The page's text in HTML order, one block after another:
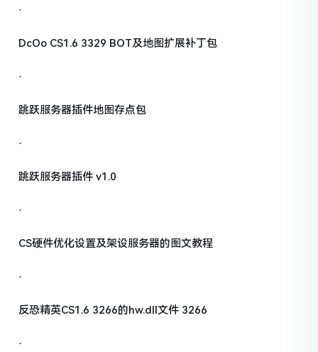
·
DcOo CS1.6 3329 BOT及地图扩展补丁包
·
跳跃服务器插件地图存点包
·
跳跃服务器插件 v1.0
·
CS硬件优化设置及架设服务器的图文教程
·
反恐精英CS1.6 3266的hw.dll文件 3266
·